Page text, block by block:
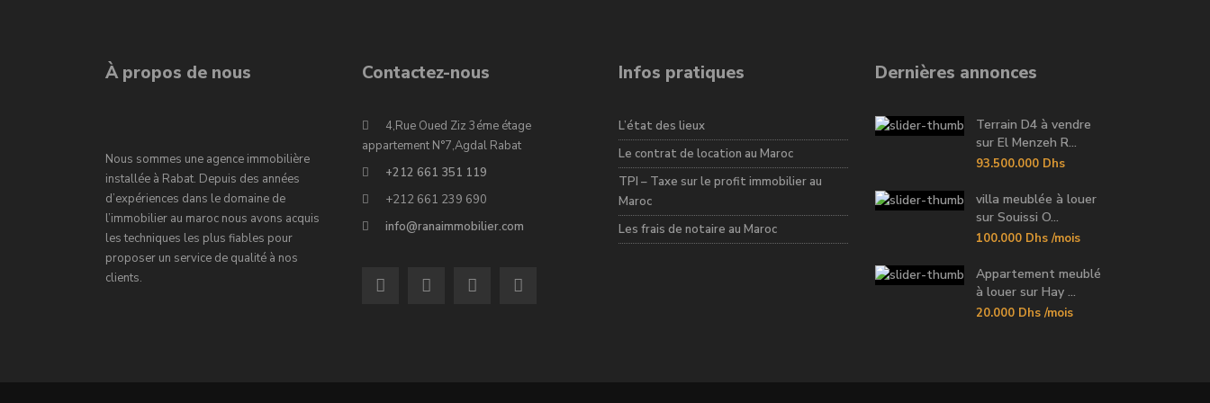
À propos de nous
Nous sommes une agence immobilière
installée à Rabat. Depuis des années
d’expériences dans le domaine de
l’immobilier au maroc nous avons acquis
les techniques les plus fiables pour
proposer un service de qualité à nos
clients.
Contactez-nous
4,Rue Oued Ziz 3éme étage
appartement N°7,Agdal Rabat
+212 661 351 119
+212 661 239 690
info@ranaimmobilier.com
Infos pratiques
L’état des lieux
Le contrat de location au Maroc
TPI – Taxe sur le profit immobilier au
Maroc
Les frais de notaire au Maroc
Dernières annonces
Terrain D4 à vendre
sur El Menzeh R...
93.500.000 Dhs
villa meublée à louer
sur Souissi O...
100.000 Dhs /mois
Appartement meublé
à louer sur Hay ...
20.000 Dhs /mois